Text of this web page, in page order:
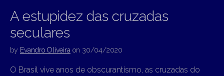
A estupidez das cruzadas
seculares
by Evandro Oliveira on 30/04/2020
O Brasil vive anos de obscurantismo, as cruzadas do